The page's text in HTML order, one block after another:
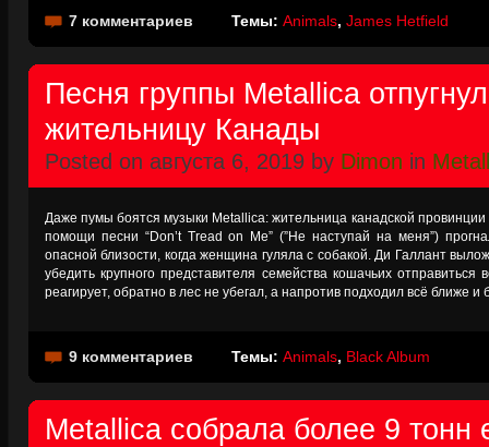
7 комментариев Темы: Animals, James Hetfield
Песня группы Metallica
жительницу Канады
Posted on августа 6, 2019 by Dimon in
Даже пумы боятся музыки Metallica: жительница канадской
помощи песни “Don’t Tread on Me” (”Не наступай на меня”)
опасной близости, когда женщина гуляла с собакой. Ди Галлант
убедить крупного представителя семейства кошачьих
реагирует, обратно в лес не убегал, а напротив подходил всё ближе и
9 комментариев Темы: Animals, Black Album
Metallica собрала более 9 тонн